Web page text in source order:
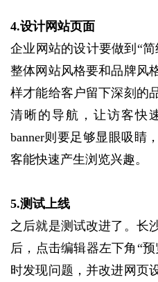
4.设计网站页面
企业网站的设计要做到“
整体网站风格要和品牌风
样才能给客户留下深刻的
清晰的导航，让访客快
banner则要足够显眼吸睛
客能快速产生浏览兴趣。
5.测试上线
之后就是测试改进了。长
后，点击编辑器左下角“
时发现问题，并改进网页